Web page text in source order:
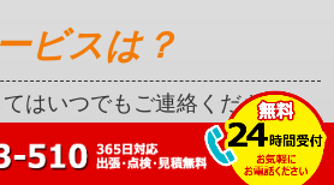
ビスは？
はいつでもご連絡ください。
はしているか？